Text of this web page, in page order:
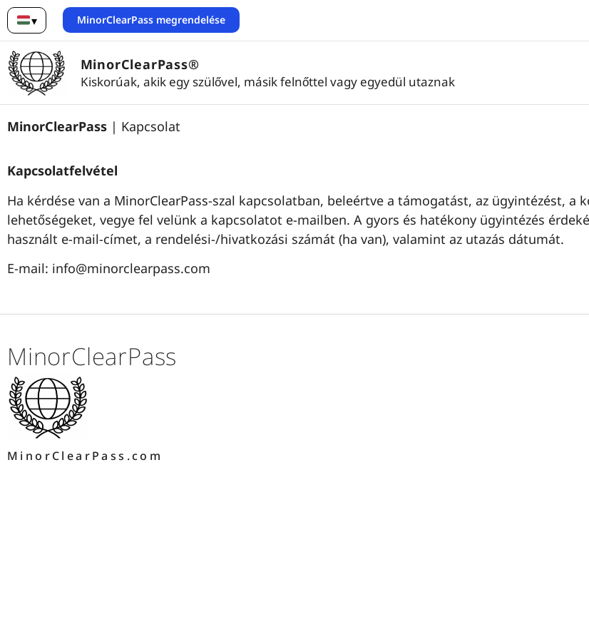
▾
Magyar
MinorClearPass megrendelése
MinorClearPass®
Kiskorúak, akik egy szülővel, másik felnőttel vagy egyedül utaznak
MinorClearPass | Kapcsolat
Kapcsolatfelvétel
Ha kérdése van a MinorClearPass-szal kapcsolatban, beleértve a támogatást, az ügyintézést, a
lehetőségeket, vegye fel velünk a kapcsolatot e-mailben. A gyors és hatékony ügyintézés
használt e-mail-címet, a rendelési-/hivatkozási számát (ha van), valamint az utazás dátumát.
E-mail: info@minorclearpass.com
MinorClearPass
MinorClearPass.com